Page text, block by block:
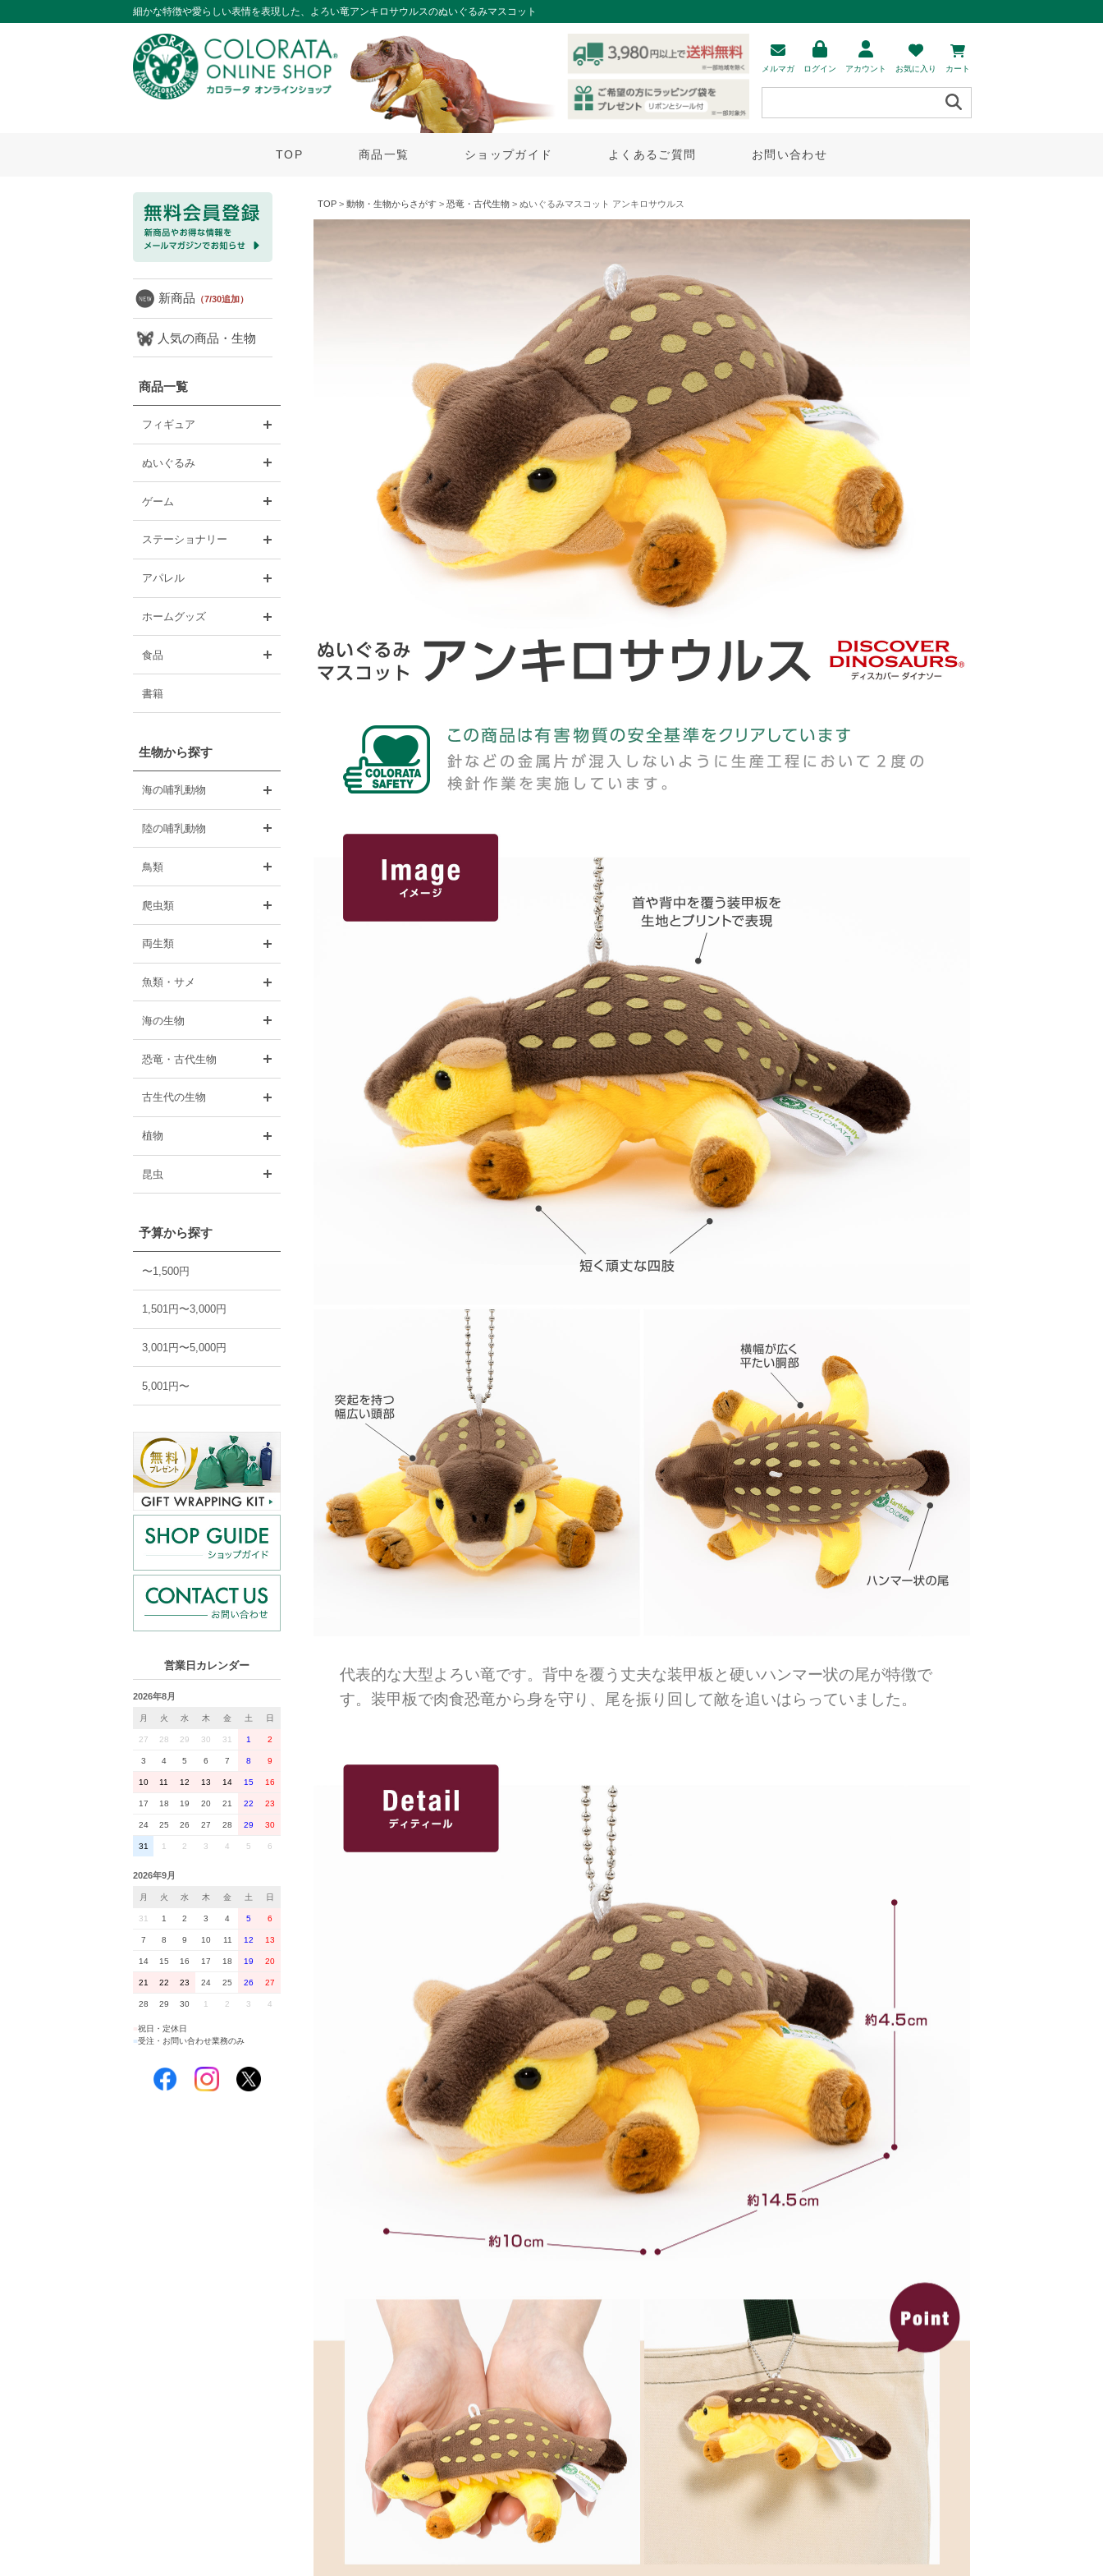
細かな特徴や愛らしい表情を表現した、よろい竜アンキロサウルスのぬいぐるみマスコット
メルマガ ログイン アカウント お気に入り カート
TOP 商品一覧 ショップガイド よくあるご質問 お問い合わせ
新商品 （7/30追加）
人気の商品・生物
商品一覧
フィギュア
ぬいぐるみ
ゲーム
ステーショナリー
アパレル
ホームグッズ
食品
書籍
生物から探す
海の哺乳動物
陸の哺乳動物
鳥類
爬虫類
両生類
魚類・サメ
海の生物
恐竜・古代生物
古生代の生物
植物
昆虫
予算から探す
〜1,500円
1,501円〜3,000円
3,001円〜5,000円
5,001円〜
営業日カレンダー
2026年8月
月 火 水 木 金 土 日
27 28 29 30 31 1 2
3 4 5 6 7 8 9
10 11 12 13 14 15 16
17 18 19 20 21 22 23
24 25 26 27 28 29 30
31 1 2 3 4 5 6
2026年9月
月 火 水 木 金 土 日
31 1 2 3 4 5 6
7 8 9 10 11 12 13
14 15 16 17 18 19 20
21 22 23 24 25 26 27
28 29 30 1 2 3 4
祝日・定休日
■受注・お問い合わせ業務のみ
TOP > 動物・生物からさがす > 恐竜・古代生物 > ぬいぐるみマスコット アンキロサウルス
代表的な大型よろい竜です。背中を覆う丈夫な装甲板と硬いハンマー状の尾が特徴で
す。装甲板で肉食恐竜から身を守り、尾を振り回して敵を追いはらっていました。